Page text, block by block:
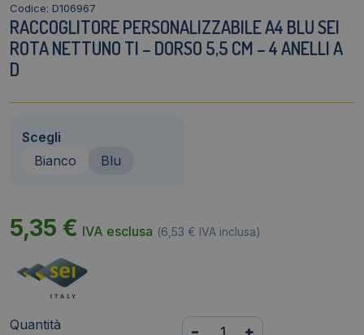
Codice: D106967
RACCOGLITORE PERSONALIZZABILE A4 BLU SEI
ROTA NETTUNO TI – DORSO 5,5 CM – 4 ANELLI A
D
Scegli
Bianco
Blu
5,35 € IVA esclusa (6,53 € IVA inclusa)
Quantità
Raccoglitore
-